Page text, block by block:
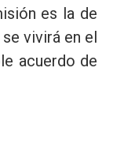
es la de
vivirá en el
acuerdo de